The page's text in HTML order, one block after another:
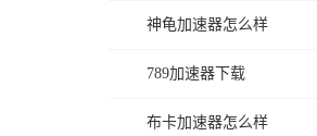
神龟加速器怎么样
789加速器下载
布卡加速器怎么样